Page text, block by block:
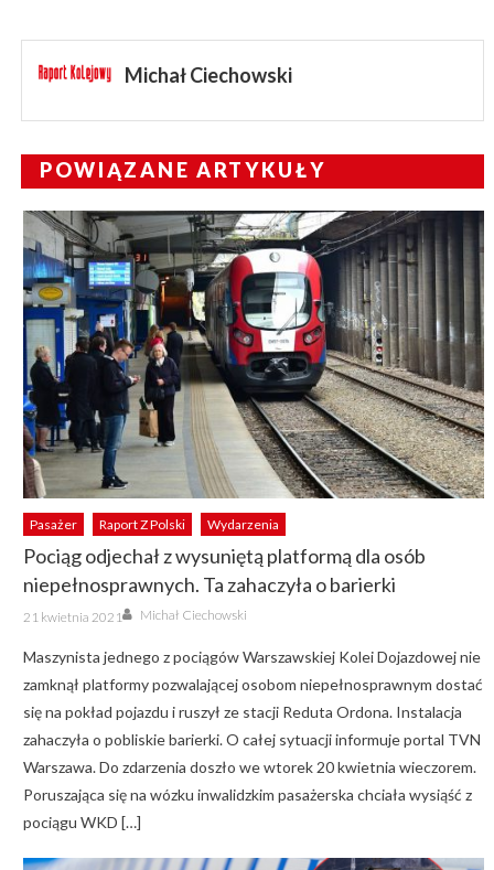
Michał Ciechowski
POWIĄZANE ARTYKUŁY
Pasażer Raport Z Polski Wydarzenia
Pociąg odjechał z wysuniętą platformą dla osób
niepełnosprawnych. Ta zahaczyła o barierki
Posted
on
21 kwietnia 2021 Author
Michał Ciechowski
Maszynista jednego z pociągów Warszawskiej Kolei Dojazdowej nie
zamknął platformy pozwalającej osobom niepełnosprawnym dostać
się na pokład pojazdu i ruszył ze stacji Reduta Ordona. Instalacja
zahaczyła o pobliskie barierki. O całej sytuacji informuje portal TVN
Warszawa. Do zdarzenia doszło we wtorek 20 kwietnia wieczorem.
Poruszająca się na wózku inwalidzkim pasażerska chciała wysiąść z
pociągu WKD […]